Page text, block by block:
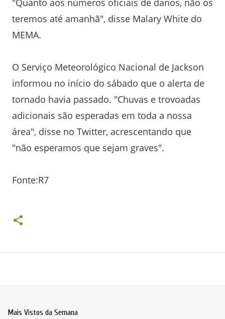
"Quanto aos números oficiais de danos, não os
teremos até amanhã", disse Malary White do
MEMA.
O Serviço Meteorológico Nacional de Jackson
informou no início do sábado que o alerta de
tornado havia passado. "Chuvas e trovoadas
adicionais são esperadas em toda a nossa
área", disse no Twitter, acrescentando que
"não esperamos que sejam graves".
Fonte:R7
Mais Vistos da Semana